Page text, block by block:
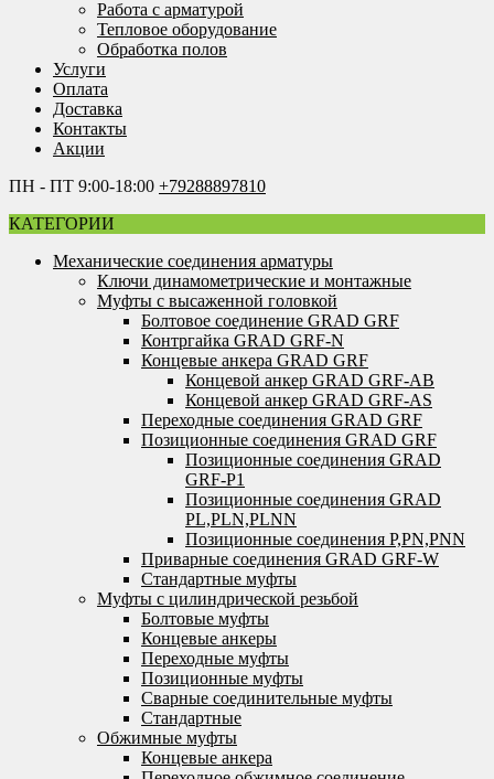
Работа с арматурой
Тепловое оборудование
Обработка полов
Услуги
Оплата
Доставка
Контакты
Акции
ПН - ПТ 9:00-18:00 +79288897810
КАТЕГОРИИ
Механические соединения арматуры
Ключи динамометрические и монтажные
Муфты с высаженной головкой
Болтовое соединение GRAD GRF
Контргайка GRAD GRF-N
Концевые анкера GRAD GRF
Концевой анкер GRAD GRF-AB
Концевой анкер GRAD GRF-AS
Переходные соединения GRAD GRF
Позиционные соединения GRAD GRF
Позиционные соединения GRAD
GRF-P1
Позиционные соединения GRAD
PL,PLN,PLNN
Позиционные соединения P,PN,PNN
Приварные соединения GRAD GRF-W
Стандартные муфты
Муфты с цилиндрической резьбой
Болтовые муфты
Концевые анкеры
Переходные муфты
Позиционные муфты
Сварные соединительные муфты
Стандартные
Обжимные муфты
Концевые анкера